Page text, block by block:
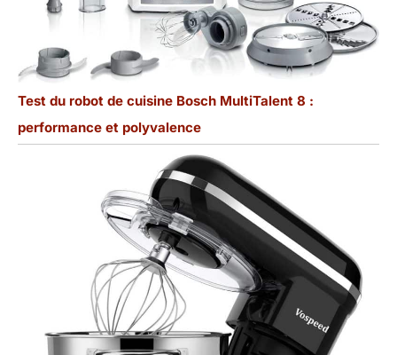
Test du robot de cuisine Bosch MultiTalent 8 :
performance et polyvalence